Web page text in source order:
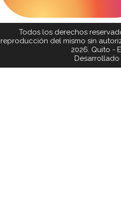
Todos los derechos
reproducción del mismo sin
2026. Quito -